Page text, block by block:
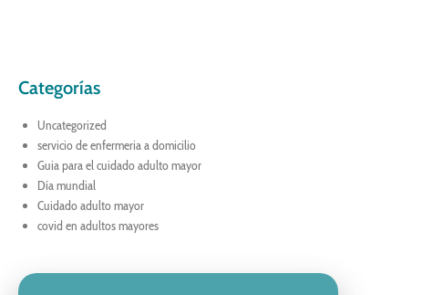
Categorías
Uncategorized
servicio de enfermeria a domicilio
Guia para el cuidado adulto mayor
Día mundial
Cuidado adulto mayor
covid en adultos mayores